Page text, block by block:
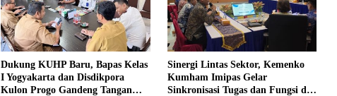
Dukung KUHP Baru, Bapas Kelas
I Yogyakarta dan Disdikpora
Kulon Progo Gandeng Tangan
Sinergi Lintas Sektor, Kemenko
Kumham Imipas Gelar
Sinkronisasi Tugas dan Fungsi di